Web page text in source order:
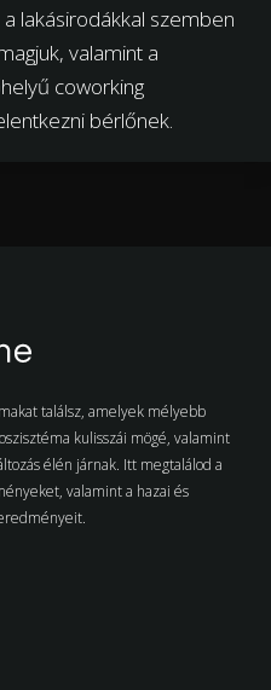
lakásirodákkal szemben
valamint a
coworking
bérlőnek.
találsz, amelyek mélyebb
kulisszái mögé, valamint
élén járnak. Itt megtalálod a
valamint a hazai és